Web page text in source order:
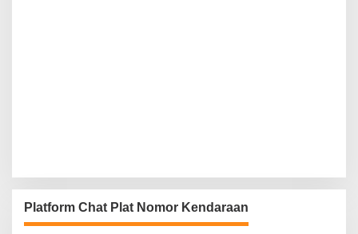
Platform Chat Plat Nomor Kendaraan